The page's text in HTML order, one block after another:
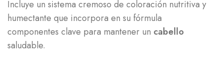
Incluye un sistema cremoso de coloración nutritiva y
humectante que incorpora en su fórmula
componentes clave para mantener un cabello
saludable.